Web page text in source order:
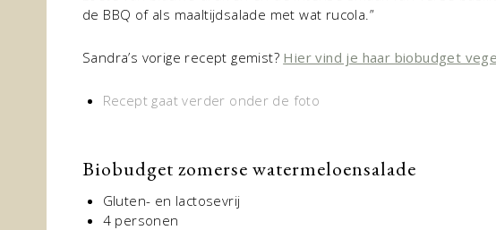
de BBQ of als maaltijdsalade met wat rucola.”
Sandra’s vorige recept gemist? Hier vind je haar biobudget
Recept gaat verder onder de foto
Biobudget zomerse watermeloensalade
Gluten- en lactosevrij
4 personen